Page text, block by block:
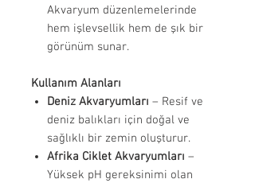
Akvaryum düzenlemelerinde
hem işlevsellik hem de şık bir
görünüm sunar.
Kullanım Alanları
Deniz Akvaryumları – Resif ve
deniz balıkları için doğal ve
sağlıklı bir zemin oluşturur.
Afrika Ciklet Akvaryumları –
Yüksek pH gereksinimi olan